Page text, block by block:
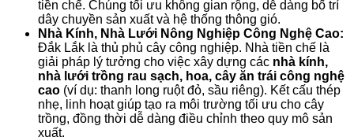
tiền chế. Chúng tối ưu không gian rộng, dễ dàng bố trí
dây chuyền sản xuất và hệ thống thông gió.
Nhà Kính, Nhà Lưới Nông Nghiệp Công Nghệ Cao:
Đắk Lắk là thủ phủ cây công nghiệp. Nhà tiền chế là
giải pháp lý tưởng cho việc xây dựng các nhà kính,
nhà lưới trồng rau sạch, hoa, cây ăn trái công nghệ
cao (ví dụ: thanh long ruột đỏ, sầu riêng). Kết cấu thép
nhẹ, linh hoạt giúp tạo ra môi trường tối ưu cho cây
trồng, đồng thời dễ dàng điều chỉnh theo quy mô sản
xuất.